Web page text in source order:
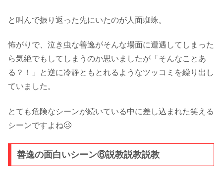
と叫んで振り返った先にいたのが人面蜘蛛。
怖がりで、泣き虫な善逸がそんな場面に遭遇してしまった
ら気絶でもしてしまうのか思いましたが「そんなことあ
る？！」と逆に冷静ともとれるようなツッコミを繰り出し
ていました。
とても危険なシーンが続いている中に差し込まれた笑える
シーンですよね🥴
善逸の面白いシーン⑥説教説教説教